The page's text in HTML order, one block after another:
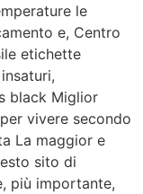
le
e, Centro
etichette
black Miglior
vivere secondo
La maggior e
sito di
più importante,